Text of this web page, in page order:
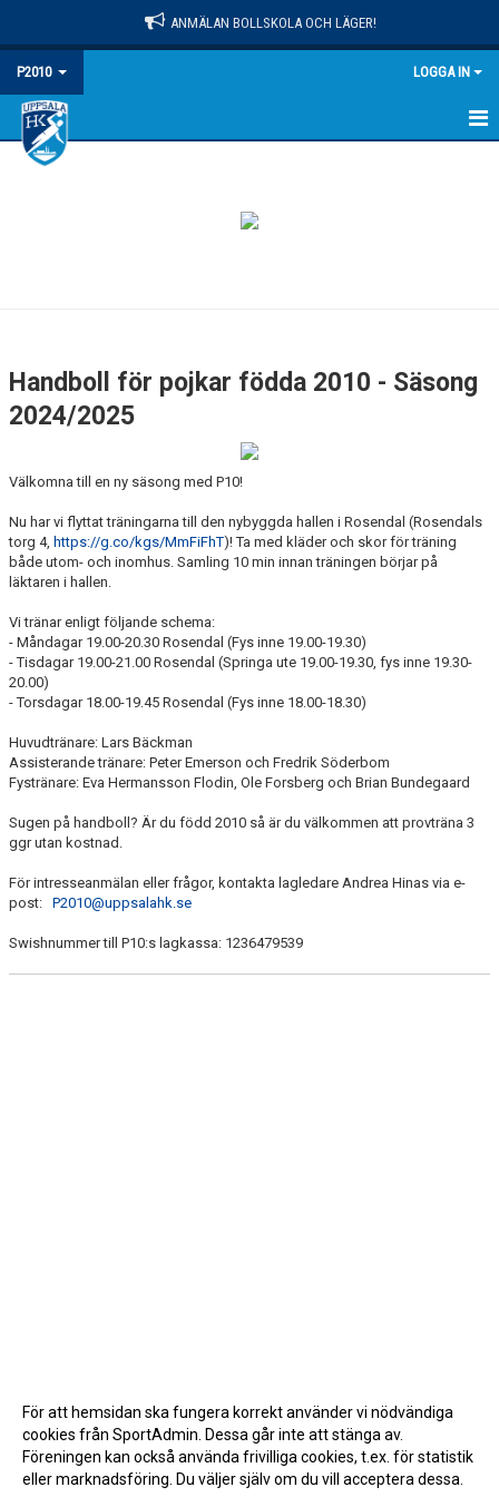
ANMÄLAN BOLLSKOLA OCH LÄGER!
P2010 LOGGA IN
HEM
KONTAKT
DOKUMENT
Handboll för pojkar födda 2010 - Säsong
2024/2025
Välkomna till en ny säsong med P10!
Nu har vi flyttat träningarna till den nybyggda hallen i Rosendal (Rosendals
torg 4, https://g.co/kgs/MmFiFhT)! Ta med kläder och skor för träning
både utom- och inomhus. Samling 10 min innan träningen börjar på
läktaren i hallen.
Vi tränar enligt följande schema:
- Måndagar 19.00-20.30 Rosendal (Fys inne 19.00-19.30)
- Tisdagar 19.00-21.00 Rosendal (Springa ute 19.00-19.30, fys inne 19.30-
20.00)
- Torsdagar 18.00-19.45 Rosendal (Fys inne 18.00-18.30)
Huvudtränare: Lars Bäckman
Assisterande tränare: Peter Emerson och Fredrik Söderbom
Fystränare: Eva Hermansson Flodin, Ole Forsberg och Brian Bundegaard
Sugen på handboll? Är du född 2010 så är du välkommen att provträna 3
ggr utan kostnad.
För intresseanmälan eller frågor, kontakta lagledare Andrea Hinas via e-
post: P2010@uppsalahk.se
Swishnummer till P10:s lagkassa: 1236479539
För att hemsidan ska fungera korrekt använder vi nödvändiga
cookies från SportAdmin. Dessa går inte att stänga av.
Föreningen kan också använda frivilliga cookies, t.ex. för statistik
eller marknadsföring. Du väljer själv om du vill acceptera dessa.